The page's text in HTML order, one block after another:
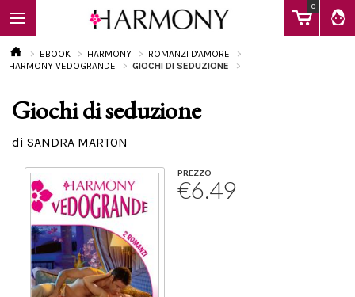
0
EBOOK
Calendario
EBOOK HARMONY
ROMANZI D'AMORE
HARMONY VEDOGRANDE
GIOCHI DI SEDUZIONE
Giochi di seduzione
di SANDRA MARTON
PREZZO
€6.49